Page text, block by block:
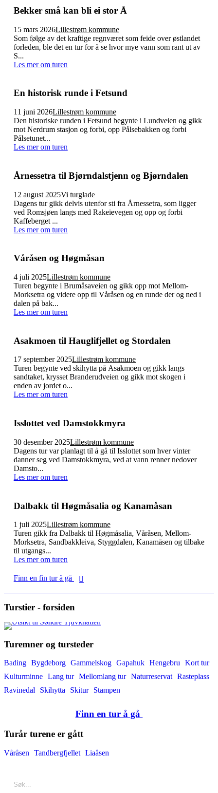
Bekker små kan bli ei stor Å
15 mars 2026Lillestrøm kommune
Som følge av det kraftige regnværet som feide over østlandet
forleden, ble det en tur for å se hvor mye vann som rant ut av
S...
Les mer om turen
En historisk runde i Fetsund
11 juni 2026Lillestrøm kommune
Den historiske runden i Fetsund begynte i Lundveien og gikk
mot Nerdrum stasjon og forbi, opp Pålsebakken og forbi
Pålsetunet...
Les mer om turen
Årnessetra til Bjørndalstjenn og Bjørndalen
12 august 2025Vi turglade
Dagens tur gikk delvis utenfor sti fra Årnessetra, som ligger
ved Romsjøen langs med Rakeievegen og opp og forbi
Kaffeberget ...
Les mer om turen
Våråsen og Høgmåsan
4 juli 2025Lillestrøm kommune
Turen begynte i Brumåsaveien og gikk opp mot Mellom-
Morksetra og videre opp til Våråsen og en runde der og ned i
dalen på bak...
Les mer om turen
Asakmoen til Hauglifjellet og Stordalen
17 september 2025Lillestrøm kommune
Turen begynte ved skihytta på Asakmoen og gikk langs
sandtaket, krysset Branderudveien og gikk mot skogen i
enden av jordet o...
Les mer om turen
Isslottet ved Damstokkmyra
30 desember 2025Lillestrøm kommune
Dagens tur var planlagt til å gå til Isslottet som hver vinter
danner seg ved Damstokkmyra, ved at vann renner nedover
Damsto...
Les mer om turen
Dalbakk til Høgmåsalia og Kanamåsan
1 juli 2025Lillestrøm kommune
Turen gikk fra Dalbakk til Høgmåsalia, Våråsen, Mellom-
Morksetra, Sandbakkleiva, Styggdalen, Kanamåsen og tilbake
til utgangs...
Les mer om turen
Finn en fin tur å gå
Turstier - forsiden
Turemner og tursteder
Bading Bygdeborg Gammelskog Gapahuk Hengebru Kort tur
Kulturminne Lang tur Mellomlang tur Naturreservat Rasteplass
Ravinedal
Skihytta Skitur Stampen
Finn en tur å gå
Turår turene er gått
Våråsen Tandbergfjellet Liaåsen